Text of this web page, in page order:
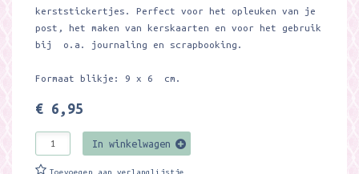
kerststickertjes. Perfect voor het opleuken van je
post, het maken van kerskaarten en voor het gebruik
bij o.a. journaling en scrapbooking.
Formaat blikje: 9 x 6 cm.
€ 6,95
In winkelwagen
Toevoegen aan verlanglijstje